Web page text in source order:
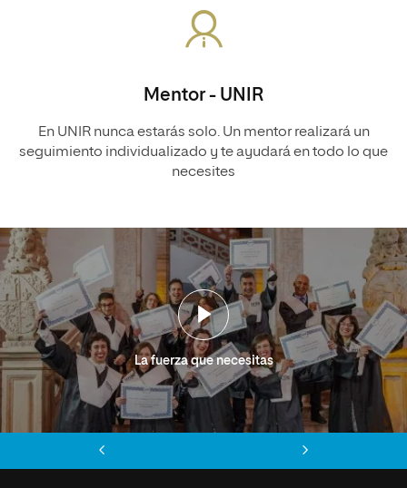
Mentor - UNIR
En UNIR nunca estarás solo. Un mentor realizará un
seguimiento individualizado y te ayudará en todo lo que
necesites
La fuerza que necesitas